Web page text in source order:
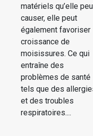
matériels qu’elle
causer, elle peut
également favoriser
croissance de
moisissures. Ce qui
entraîne des
problèmes de santé
tels que des
et des troubles
respiratoires....